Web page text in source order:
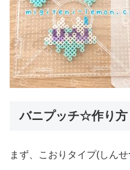
バニプッチ☆作り方
まず、こおりタイプ(しん